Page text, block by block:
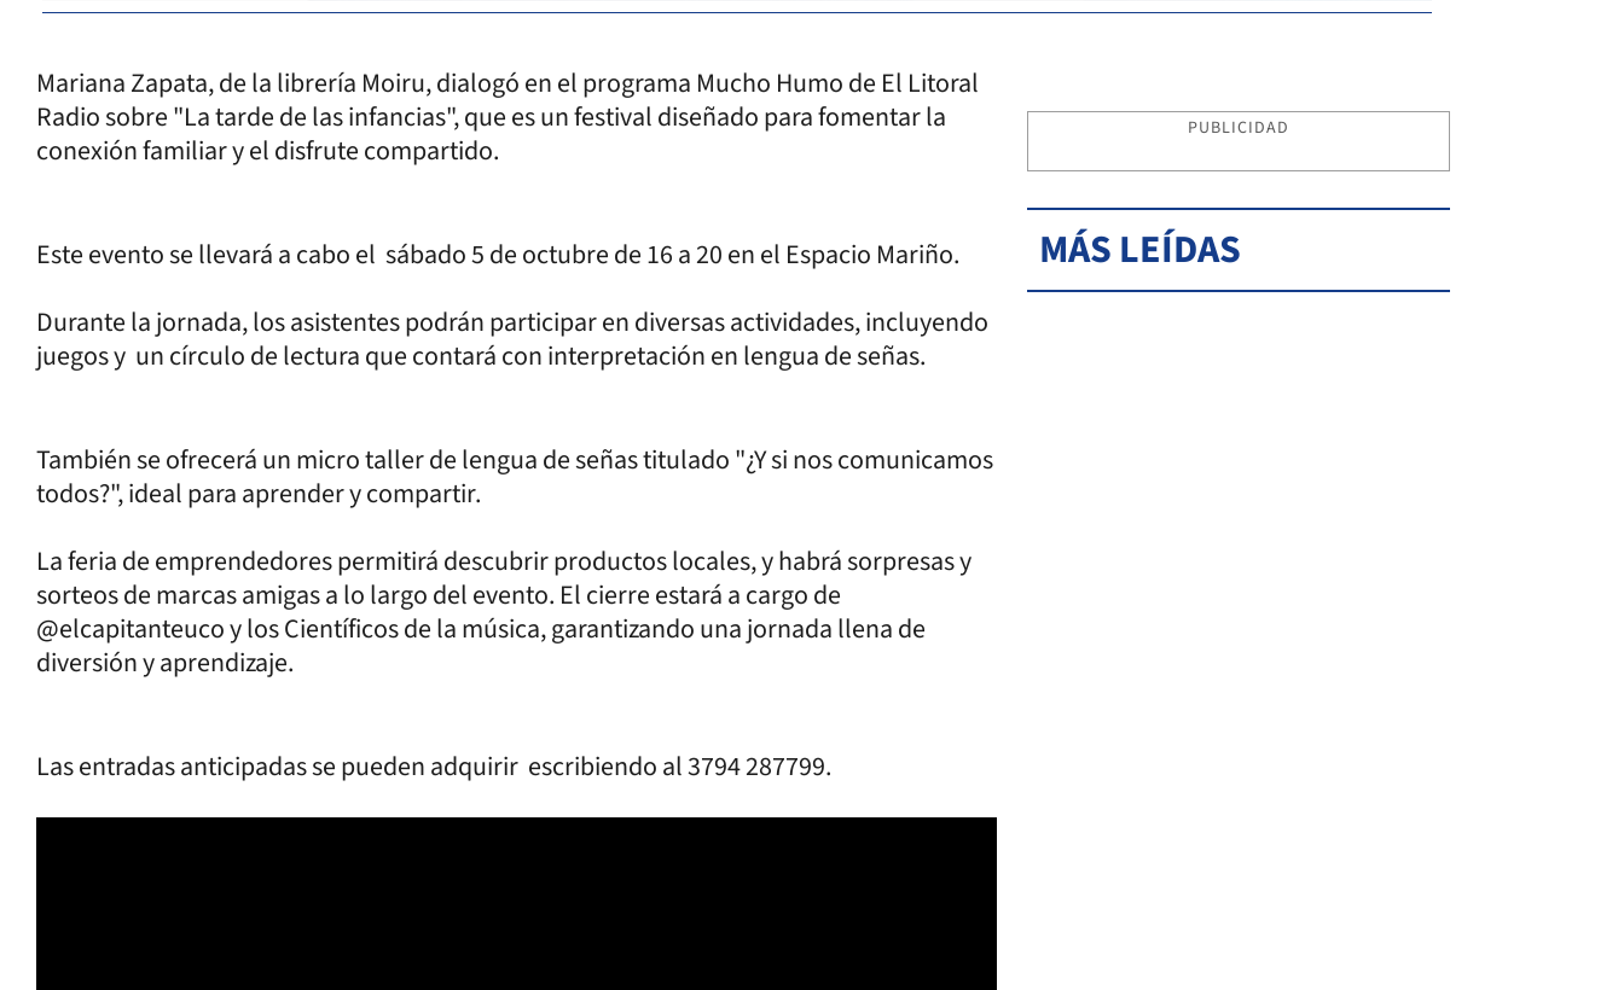
Mariana Zapata, de la librería Moiru, dialogó en el programa Mucho Humo de El Litoral
Radio sobre "La tarde de las infancias", que es un festival diseñado para fomentar la
conexión familiar y el disfrute compartido.
Este evento se llevará a cabo el sábado 5 de octubre de 16 a 20 en el Espacio Mariño.
Durante la jornada, los asistentes podrán participar en diversas actividades, incluyendo
juegos y un círculo de lectura que contará con interpretación en lengua de señas.
También se ofrecerá un micro taller de lengua de señas titulado "¿Y si nos comunicamos
todos?", ideal para aprender y compartir.
La feria de emprendedores permitirá descubrir productos locales, y habrá sorpresas y
sorteos de marcas amigas a lo largo del evento. El cierre estará a cargo de
@elcapitanteuco y los Científicos de la música, garantizando una jornada llena de
diversión y aprendizaje.
Las entradas anticipadas se pueden adquirir escribiendo al 3794 287799.
PUBLICIDAD
MÁS LEÍDAS